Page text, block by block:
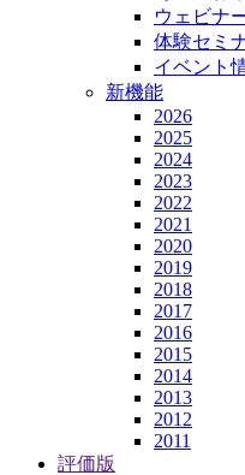
ウェビナ
体験セミ
イベント
新機能
2026
2025
2024
2023
2022
2021
2020
2019
2018
2017
2016
2015
2014
2013
2012
2011
評価版